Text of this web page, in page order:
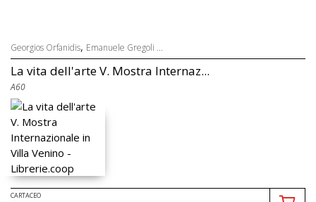
Georgios Orfanidis, Emanuele Gregoli ...
La vita dell'arte V. Mostra Internaz...
A60
CARTACEO